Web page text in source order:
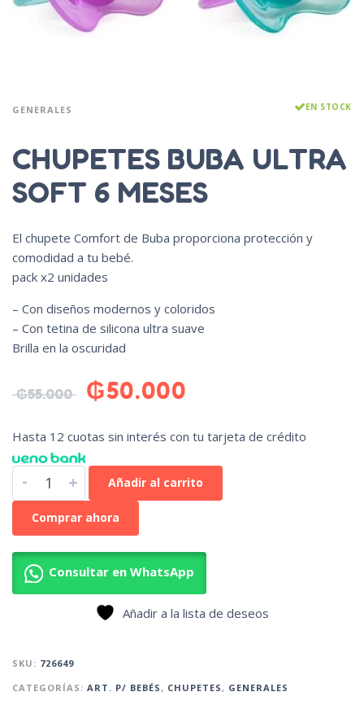
GENERALES EN STOCK
CHUPETES BUBA ULTRA
SOFT 6 MESES
El chupete Comfort de Buba proporciona protección y
comodidad a tu bebé.
pack x2 unidades
– Con diseños modernos y coloridos
– Con tetina de silicona ultra suave
Brilla en la oscuridad
₲55.000 ₲50.000
Hasta 12 cuotas sin interés con tu tarjeta de crédito
- + Añadir al carrito
Comprar ahora
Consultar en WhatsApp
Añadir a la lista de deseos
SKU: 726649
CATEGORÍAS: ART. P/ BEBÉS, CHUPETES, GENERALES